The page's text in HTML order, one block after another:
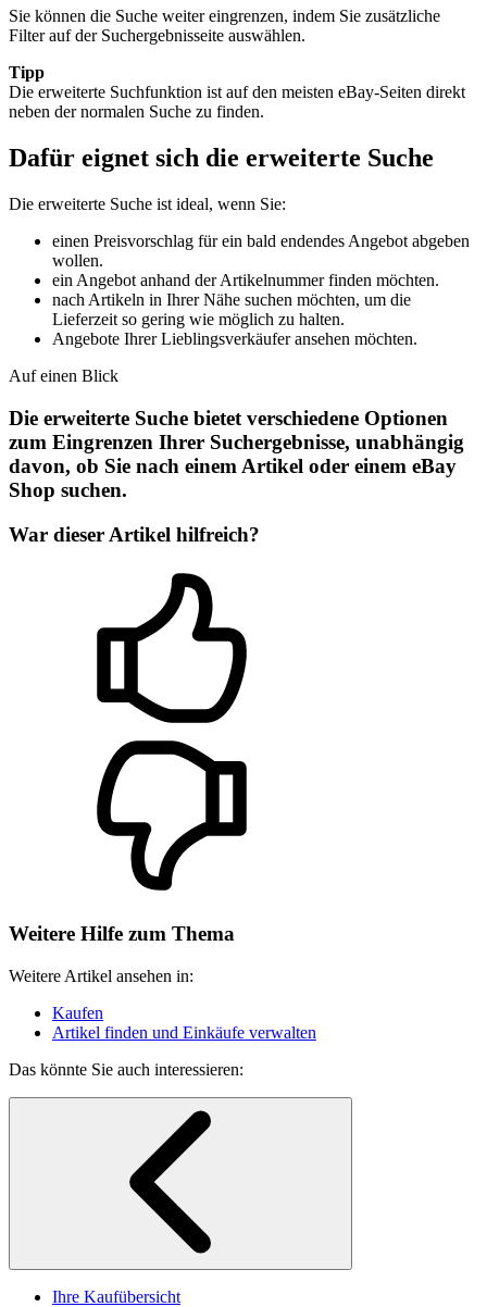
Sie können die Suche weiter eingrenzen, indem Sie zusätzliche
Filter auf der Suchergebnisseite auswählen.
Tipp
Die erweiterte Suchfunktion ist auf den meisten eBay-Seiten direkt
neben der normalen Suche zu finden.
Dafür eignet sich die erweiterte Suche
Die erweiterte Suche ist ideal, wenn Sie:
einen Preisvorschlag für ein bald endendes Angebot abgeben
wollen.
ein Angebot anhand der Artikelnummer finden möchten.
nach Artikeln in Ihrer Nähe suchen möchten, um die
Lieferzeit so gering wie möglich zu halten.
Angebote Ihrer Lieblingsverkäufer ansehen möchten.
Auf einen Blick
Die erweiterte Suche bietet verschiedene Optionen
zum Eingrenzen Ihrer Suchergebnisse, unabhängig
davon, ob Sie nach einem Artikel oder einem eBay
Shop suchen.
War dieser Artikel hilfreich?
Weitere Hilfe zum Thema
Weitere Artikel ansehen in:
Kaufen
Artikel finden und Einkäufe verwalten
Das könnte Sie auch interessieren:
Ihre Kaufübersicht